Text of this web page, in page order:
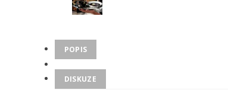
POPIS
DISKUZE